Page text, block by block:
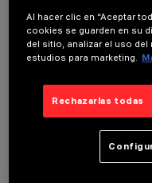
COLOR
DATOS
ÚLTIMA ACTUALIZACIÓN:
Al hacer clic en “Aceptar
cookies se guarden en su
del sitio, analizar el uso
estudios para marketing.
Rechazarlas todas